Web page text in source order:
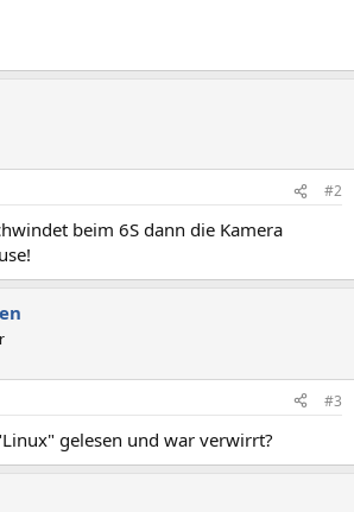
#2
beim 6S dann die Kamera
#3
gelesen und war verwirrt?